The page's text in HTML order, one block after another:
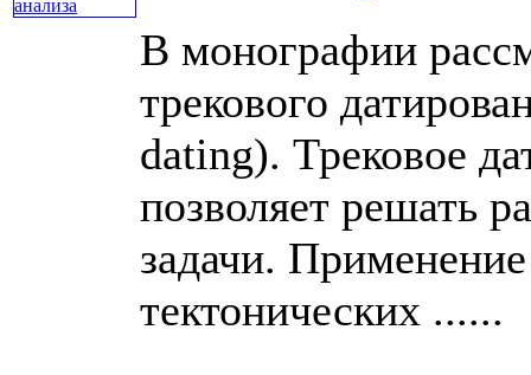
В монографии
трекового
dating). Трековое
позволяет решать
задачи.
тектонических ......